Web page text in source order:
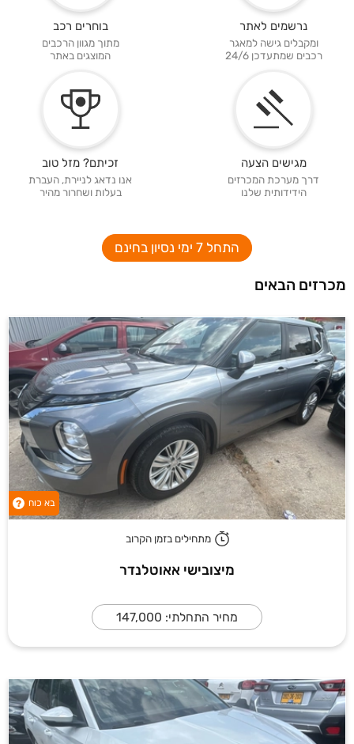
נרשמים לאתר
ומקבלים גישה למאגר
רכבים שמתעדכן 24/6
בוחרים רכב
מתוך מגוון הרכבים
המוצגים באתר
מגישים הצעה
דרך מערכת המכרזים
הידידותית שלנו
זכיתם? מזל טוב
אנו נדאג לניירת, העברת
בעלות ושחרור מהיר
התחל 7 ימי נסיון בחינם
מכרזים הבאים
בא כוח ?
מתחילים בזמן הקרוב
מיצובישי אאוטלנדר
מחיר התחלתי: 147,000